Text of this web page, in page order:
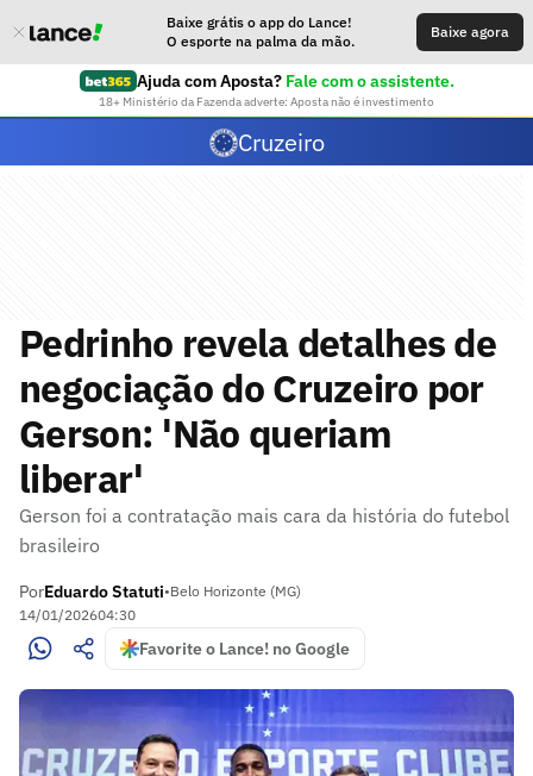
Baixe grátis o app do Lance!
O esporte na palma da mão.
Baixe agora
Ajuda com Aposta? Fale com o assistente.
18+ Ministério da Fazenda adverte: Aposta não é investimento
Cruzeiro
Pedrinho revela detalhes de
negociação do Cruzeiro por
Gerson: 'Não queriam
liberar'
Gerson foi a contratação mais cara da história do futebol
brasileiro
PorEduardo Statuti•Belo Horizonte (MG)
14/01/202604:30
Favorite o Lance! no Google